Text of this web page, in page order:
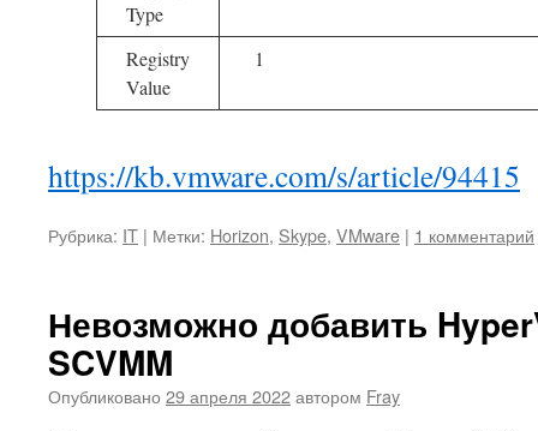
Type
Registry
Value
1
https://kb.vmware.com/s/article/94415
Рубрика: IT | Метки: Horizon, Skype, VMware | 1 комментарий
Невозможно добавить
SCVMM
Опубликовано 29 апреля 2022автором Fray